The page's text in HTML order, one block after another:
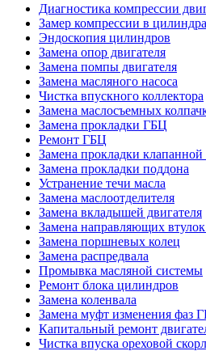
Диагностика компрессии
Замер компрессии в
Эндоскопия цилиндров
Замена опор двигателя
Замена помпы двигателя
Замена масляного насоса
Чистка впускного коллектора
Замена маслосъемных
Замена прокладки ГБЦ
Ремонт ГБЦ
Замена прокладки
Замена прокладки поддона
Устранение течи масла
Замена маслоотделителя
Замена вкладышей двигателя
Замена направляющих
Замена поршневых колец
Замена распредвала
Промывка масляной системы
Ремонт блока цилиндров
Замена коленвала
Замена муфт изменения фаз
Капитальный ремонт
Чистка впуска ореховой